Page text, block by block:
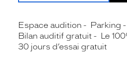
Espace audition
Parking
Bilan auditif gratuit
Le
30 jours d’essai gratuit